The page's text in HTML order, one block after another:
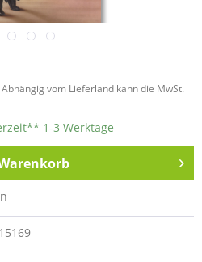
vom Lieferland kann die MwSt.
1-3 Werktage